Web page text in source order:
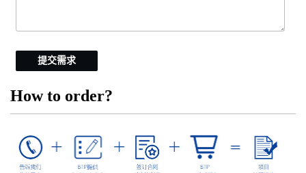
提交需求
How to order?